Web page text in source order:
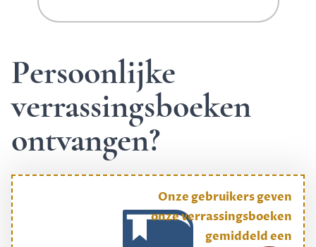
Persoonlijke
verrassingsboeken
ontvangen?
Onze gebruikers geven
onze verrassingsboeken
gemiddeld een